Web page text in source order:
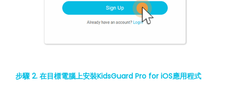
步驟 2. 在目標電腦上安裝KidsGuard Pro for iOS應用程式